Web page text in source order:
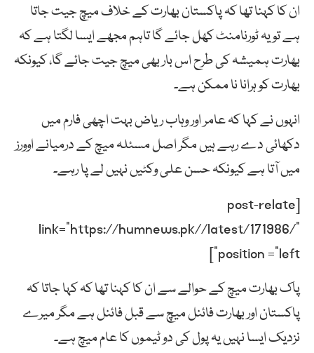
ان کا کہنا تھا کہ پاکستان بھارت کے خلاف میچ جیت جاتا
ہے تو یہ ٹورنامنٹ کھل جائے گا تاہم مجھے ایسا لگتا ہے کہ
بھارت ہمیشہ کی طرح اس بار بھی میچ جیت جائے گا، کیونکہ
بھارت کو ہرانا نا ممکن ہے۔
انہوں نے کہا کہ عامر اور وہاب ریاض بہت اچھی فارم میں
دکھائی دے رہے ہیں مگر اصل مسئلہ میچ کے درمیانے اوورز
میں آتا ہے کیونکہ حسن علی وکٹیں نہیں لے پا رہے۔
[post-relate
link=”https://humnews.pk//latest/171986/”
position =”left”]
پاک بھارت میچ کے حوالے سے ان کا کہنا تھا کہ کہا جاتا کہ
پاکستان اور بھارت فائنل میچ سے قبل فائنل ہے مگر میرے
نزدیک ایسا نہیں یہ پول کی دو ٹیموں کا عام میچ ہے۔